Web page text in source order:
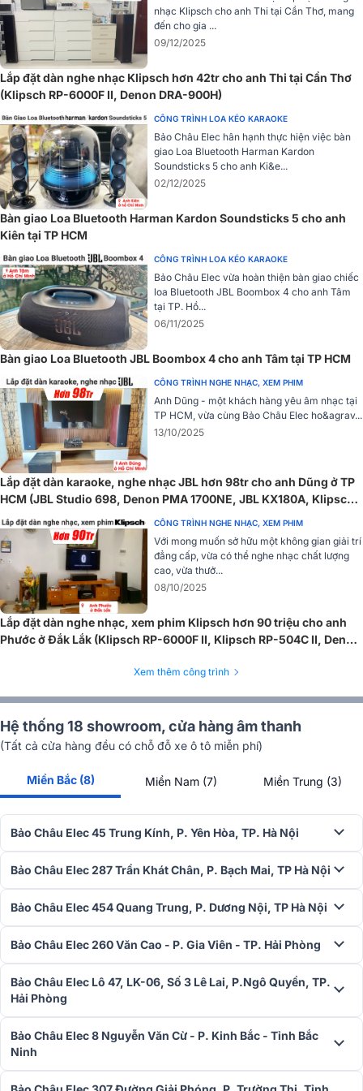
bạn thưởng thức nhiều thể loại nhạc, từ nhẹ nhàng đến mạnh mẽ,
tạo nên không khí tiệc tùng sôi động và ấn tượng.
Hiệu ứng ánh sáng RGB
Giống như mẫu loaKlipsch Vegascùng series, loa Klipsch Miami
không chỉ thu hút bằng âm thanh mà còn bởi hiệu ứng ánh sáng
RGB mạnh mẽ. Với 6 chế độ ánh sáng bao gồm ánh sáng cho
woofer, horn và logo, bạn có thể dễ dàng tạo ra một bầu không khí
sống động, đầy màu sắc.
Chế độ ánh sáng này có thể được điều khiển qua ứng dụng Klipsch
gian tiệc của bạn.
Thời gian sử dụng lâu dài
Với thời gian sử dụng lên đến 18 giờ khi đèn tắt và 10 giờ khi đèn
sáng,Loa bluetoothKlipsch Miami đảm bảo rằng buổi tiệc của bạn
sẽ không bị gián đoạn giữa chừng. Loa sử dụng pin Lithium
14.8v/5000mAh, cho phép bạn chơi nhạc suốt cả đêm mà không
phải lo về việc sạc lại quá thường xuyên.
nhạc Klipsch cho anh Thi tại Cần Thơ, mang
đến cho gia ...
09/12/2025
Lắp đặt dàn nghe nhạc Klipsch hơn 42tr cho anh Thi tại Cần Thơ
(Klipsch RP-6000F II, Denon DRA-900H)
CÔNG TRÌNH LOA KÉO KARAOKE
Bảo Châu Elec hân hạnh thực hiện việc bàn
giao Loa Bluetooth Harman Kardon
Soundsticks 5 cho anh Ki&e...
02/12/2025
Bàn giao Loa Bluetooth Harman Kardon Soundsticks 5 cho anh
Kiên tại TP HCM
CÔNG TRÌNH LOA KÉO KARAOKE
Bảo Châu Elec vừa hoàn thiện bàn giao chiếc
loa Bluetooth JBL Boombox 4 cho anh Tâm
tại TP. Hồ...
06/11/2025
Bàn giao Loa Bluetooth JBL Boombox 4 cho anh Tâm tại TP HCM
CÔNG TRÌNH NGHE NHẠC, XEM PHIM
Anh Dũng - một khách hàng yêu âm nhạc tại
TP HCM, vừa cùng Bảo Châu Elec ho&agrav...
13/10/2025
Lắp đặt dàn karaoke, nghe nhạc JBL hơn 98tr cho anh Dũng ở TP
HCM (JBL Studio 698, Denon PMA 1700NE, JBL KX180A, Klipsch
R-121SW, JBL VM300)
CÔNG TRÌNH NGHE NHẠC, XEM PHIM
Với mong muốn sở hữu một không gian giải trí
đẳng cấp, vừa có thể nghe nhạc chất lượng
cao, vừa thưở...
08/10/2025
Lắp đặt dàn nghe nhạc, xem phim Klipsch hơn 90 triệu cho anh
Phước ở Đắk Lắk (Klipsch RP-6000F II, Klipsch RP-504C II, Denon
Xem thêm công trình
Hệ thống 18 showroom, cửa hàng âm thanh
(Tất cả cửa hàng đều có chỗ đỗ xe ô tô miễn phí)
Miền Bắc (8) Miền Nam (7) Miền Trung (3)
Bảo Châu Elec 45 Trung Kính, P. Yên Hòa, TP. Hà Nội
Bảo Châu Elec 287 Trần Khát Chân, P. Bạch Mai, TP Hà Nội
Bảo Châu Elec 454 Quang Trung, P. Dương Nội, TP Hà Nội
Bảo Châu Elec 260 Văn Cao - P. Gia Viên - TP. Hải Phòng
Bảo Châu Elec Lô 47, LK-06, Số 3 Lê Lai, P.Ngô Quyền, TP.
Hải Phòng
Bảo Châu Elec 8 Nguyễn Văn Cừ - P. Kinh Bắc - Tỉnh Bắc
Ninh